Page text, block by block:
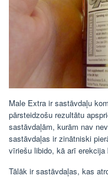
Male Extra ir sastāvdaļu
pārsteidzošu rezultātu
sastāvdaļām, kurām nav
sastāvdaļas ir zinātniski
vīriešu libido, kā arī
Tālāk ir sastāvdaļas, kas